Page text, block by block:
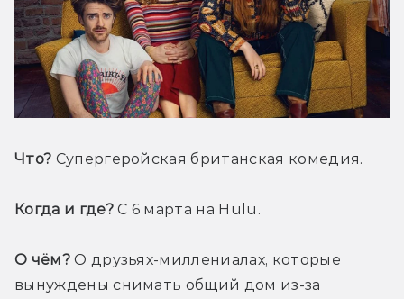
Что? Супергеройская британская комедия.
Когда и где? С 6 марта на Hulu.
О чём? О друзьях-миллениалах, которые
вынуждены снимать общий дом из-за